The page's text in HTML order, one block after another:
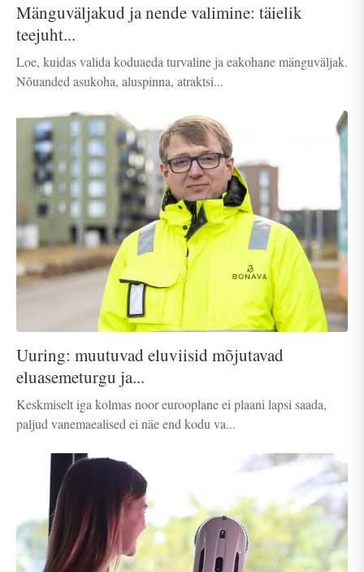
Mänguväljakud ja nende valimine: täielik
teejuht...
Loe, kuidas valida koduaeda turvaline ja eakohane mänguväljak.
Nõuanded asukoha, aluspinna, atraktsi...
Uuring: muutuvad eluviisid mõjutavad
eluasemeturgu ja...
Keskmiselt iga kolmas noor eurooplane ei plaani lapsi saada,
paljud vanemaealised ei näe end kodu va...